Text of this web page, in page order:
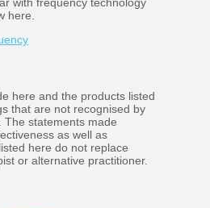
with frequency technology
here.
here and the products listed
that are not recognised by
The statements made
as well as
here do not replace
or alternative practitioner.